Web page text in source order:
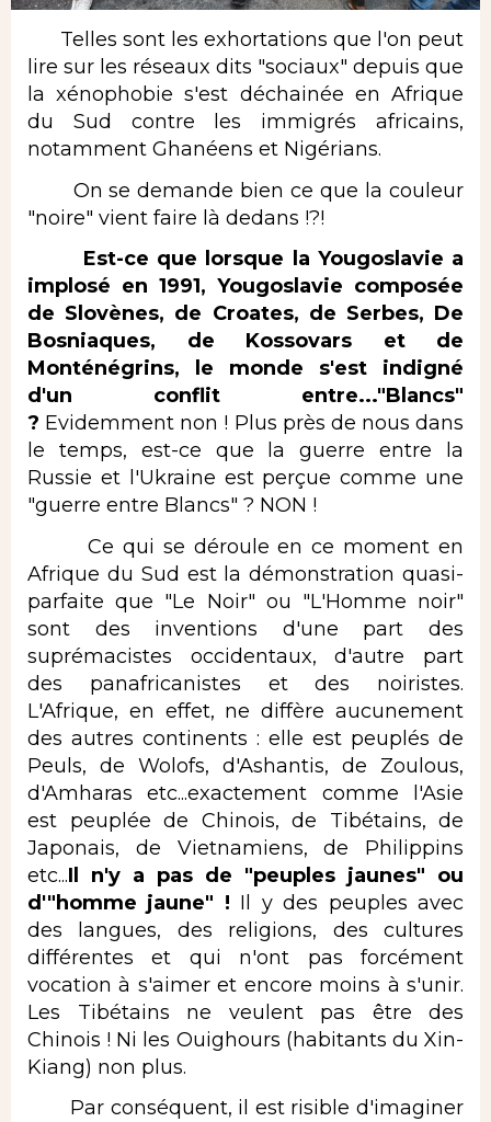
Telles sont les exhortations que l'on peut
lire sur les réseaux dits "sociaux" depuis que
la xénophobie s'est déchainée en Afrique
du Sud contre les immigrés africains,
notamment Ghanéens et Nigérians.
On se demande bien ce que la couleur
"noire" vient faire là dedans !?!
Est-ce que lorsque la Yougoslavie a
implosé en 1991, Yougoslavie composée
de Slovènes, de Croates, de Serbes, De
Bosniaques, de Kossovars et de
Monténégrins, le monde s'est indigné
d'un conflit entre..."Blancs"
? Evidemment non ! Plus près de nous dans
le temps, est-ce que la guerre entre la
Russie et l'Ukraine est perçue comme une
"guerre entre Blancs" ? NON !
Ce qui se déroule en ce moment en
Afrique du Sud est la démonstration quasi-
parfaite que "Le Noir" ou "L'Homme noir"
sont des inventions d'une part des
suprémacistes occidentaux, d'autre part
des panafricanistes et des noiristes.
L'Afrique, en effet, ne diffère aucunement
des autres continents : elle est peuplés de
Peuls, de Wolofs, d'Ashantis, de Zoulous,
d'Amharas etc...exactement comme l'Asie
est peuplée de Chinois, de Tibétains, de
Japonais, de Vietnamiens, de Philippins
etc...Il n'y a pas de "peuples jaunes" ou
d'"homme jaune" ! Il y des peuples avec
des langues, des religions, des cultures
différentes et qui n'ont pas forcément
vocation à s'aimer et encore moins à s'unir.
Les Tibétains ne veulent pas être des
Chinois ! Ni les Ouighours (habitants du Xin-
Kiang) non plus.
Par conséquent, il est risible d'imaginer